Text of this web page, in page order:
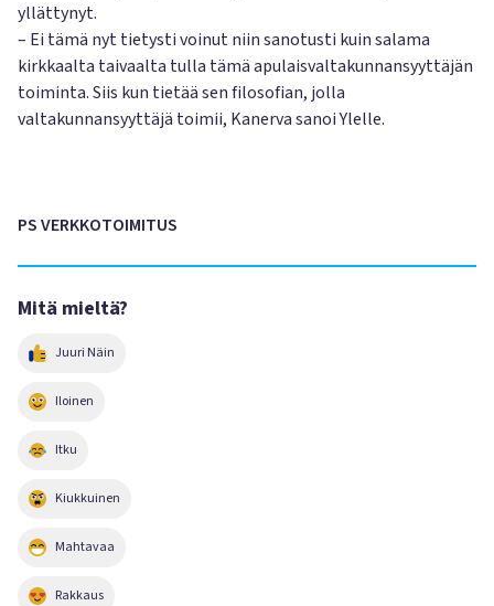
yllättynyt.
– Ei tämä nyt tietysti voinut niin sanotusti kuin salama
kirkkaalta taivaalta tulla tämä apulaisvaltakunnansyyttäjän
toiminta. Siis kun tietää sen filosofian, jolla
valtakunnansyyttäjä toimii, Kanerva sanoi Ylelle.
PS VERKKOTOIMITUS
Mitä mieltä?
Juuri Näin
Iloinen
Itku
Kiukkuinen
Mahtavaa
Rakkaus